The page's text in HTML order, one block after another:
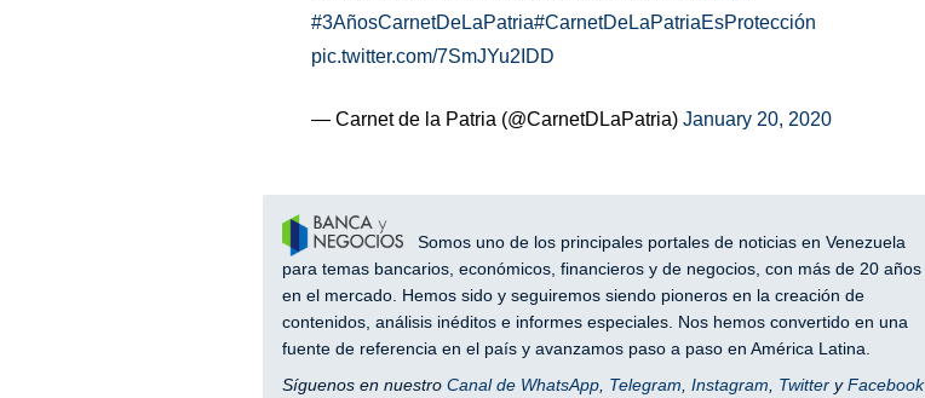
#3AñosCarnetDeLaPatria#CarnetDeLaPatriaEsProtección
pic.twitter.com/7SmJYu2IDD
— Carnet de la Patria (@CarnetDLaPatria) January 20, 2020
Somos uno de los principales portales de noticias en Venezuela
para temas bancarios, económicos, financieros y de negocios, con más de 20 años
en el mercado. Hemos sido y seguiremos siendo pioneros en la creación de
contenidos, análisis inéditos e informes especiales. Nos hemos convertido en una
fuente de referencia en el país y avanzamos paso a paso en América Latina.
Síguenos en nuestro Canal de WhatsApp, Telegram, Instagram, TwitteryFacebook